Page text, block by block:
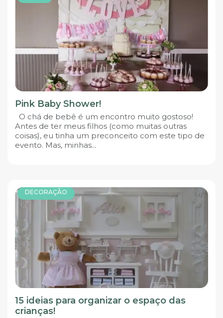
Pink Baby Shower!
O chá de bebê é um encontro muito gostoso!
Antes de ter meus filhos (como muitas outras
coisas), eu tinha um preconceito com este tipo de
evento. Mas, minhas...
DECORAÇÃO
15 ideias para organizar o espaço das
crianças!